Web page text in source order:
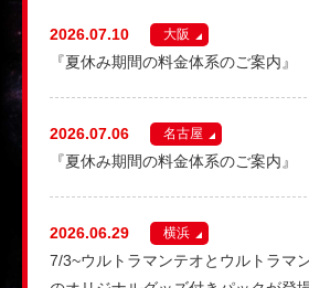
2026.07.10
『夏休み期間の料金体系のご案内』
大阪
2026.07.06
『夏休み期間の料金体系のご案内』
名古屋
2026.06.29
7/3~ウルトラマンテオとウルトラマ
横浜